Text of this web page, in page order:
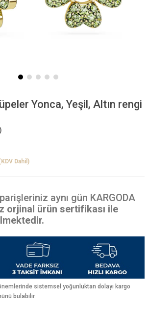
Yonca, Yeşil, Altın rengi
Dahil)
aynı gün KARGODA
orjinal ürün sertifikası ile
sistemsel yoğunluktan dolayı kargo
bulabilir.